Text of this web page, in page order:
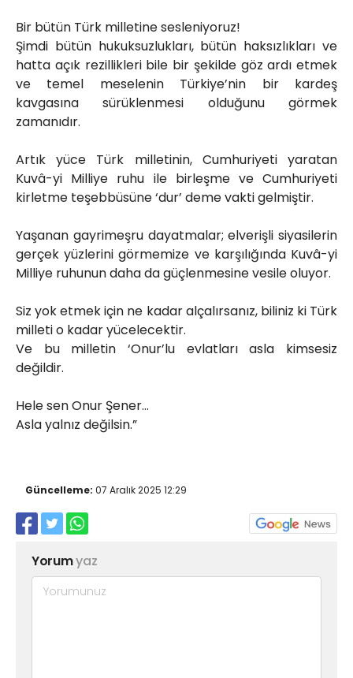
Bir bütün Türk milletine sesleniyoruz!
Şimdi bütün hukuksuzlukları, bütün haksızlıkları ve
hatta açık rezillikleri bile bir şekilde göz ardı etmek
ve temel meselenin Türkiye’nin bir kardeş
kavgasına sürüklenmesi olduğunu görmek
zamanıdır.
Artık yüce Türk milletinin, Cumhuriyeti yaratan
Kuvâ-yi Milliye ruhu ile birleşme ve Cumhuriyeti
kirletme teşebbüsüne ‘dur’ deme vakti gelmiştir.
Yaşanan gayrimeşru dayatmalar; elverişli siyasilerin
gerçek yüzlerini görmemize ve karşılığında Kuvâ-yi
Milliye ruhunun daha da güçlenmesine vesile oluyor.
Siz yok etmek için ne kadar alçalırsanız, biliniz ki Türk
milleti o kadar yücelecektir.
Ve bu milletin ‘Onur’lu evlatları asla kimsesiz
değildir.
Hele sen Onur Şener…
Asla yalnız değilsin.”
Güncelleme: 07 Aralık 2025 12:29
Yorumyaz